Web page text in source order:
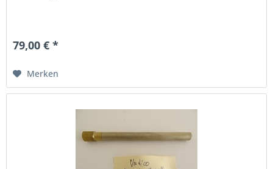
79,00 € *
Merken